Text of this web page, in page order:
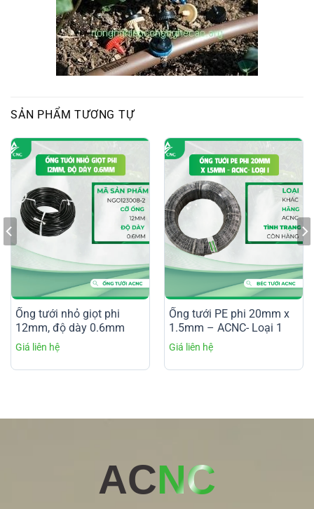
SẢN PHẨM TƯƠNG TỰ
Ống tưới nhỏ giọt phi
12mm, độ dày 0.6mm
Ống tưới PE phi 20mm x
1.5mm – ACNC- Loại 1
ACNC